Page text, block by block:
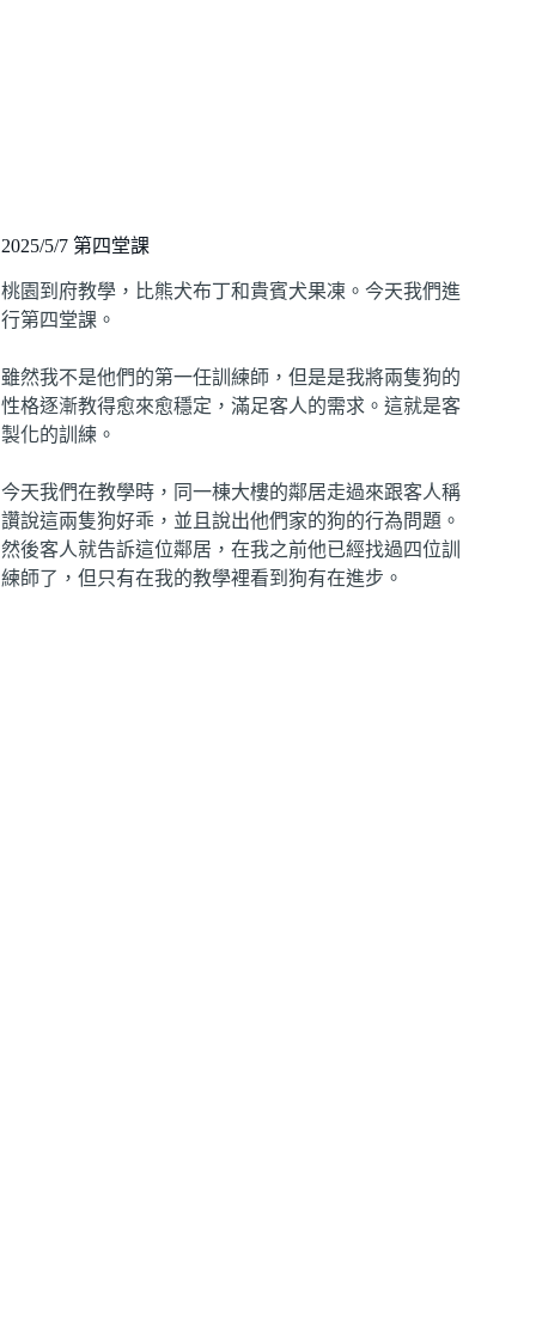
2025/5/7 第四堂課
桃園到府教學，比熊犬布丁和貴賓犬果凍。今天我們進
行第四堂課。
雖然我不是他們的第一任訓練師，但是是我將兩隻狗的
性格逐漸教得愈來愈穩定，滿足客人的需求。這就是客
製化的訓練。
今天我們在教學時，同一棟大樓的鄰居走過來跟客人稱
讚說這兩隻狗好乖，並且說出他們家的狗的行為問題。
然後客人就告訴這位鄰居，在我之前他已經找過四位訓
練師了，但只有在我的教學裡看到狗有在進步。